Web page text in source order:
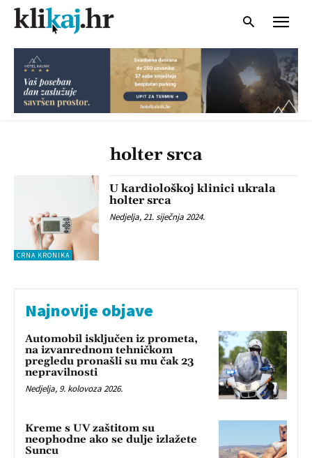
holter srca
CRNA KRONIKA
U kardiološkoj klinici ukrala
holter srca
Nedjelja, 21. siječnja 2024.
Najnovije objave
Automobil isključen iz prometa,
na izvanrednom tehničkom
pregledu pronašli su mu čak 23
nepravilnosti
Nedjelja, 9. kolovoza 2026.
Kreme s UV zaštitom su
neophodne ako se dulje izlažete
Suncu